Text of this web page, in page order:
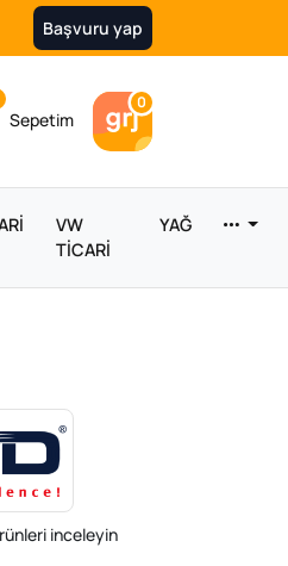
Başvuru yap
Ürün sayısı
Sepetim
0Araç sayısı
VW
TİCARİ
YAĞ
inceleyin